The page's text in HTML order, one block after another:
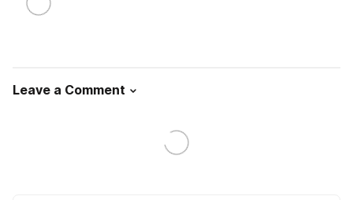
Leave a Comment